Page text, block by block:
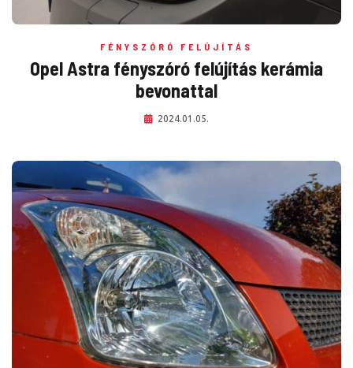
FÉNYSZÓRÓ FELÚJÍTÁS
Opel Astra fényszóró felújítás kerámia
bevonattal
2024.01.05.